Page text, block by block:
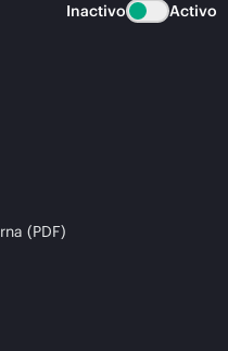
(PDF)
Inactivo Activo